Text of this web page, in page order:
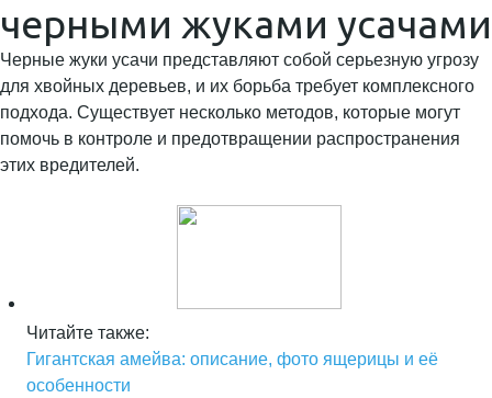
черными жуками усачами
Черные жуки усачи представляют собой серьезную угрозу
для хвойных деревьев, и их борьба требует комплексного
подхода. Существует несколько методов, которые могут
помочь в контроле и предотвращении распространения
этих вредителей.
Читайте также:
Гигантская амейва: описание, фото ящерицы и её
особенности